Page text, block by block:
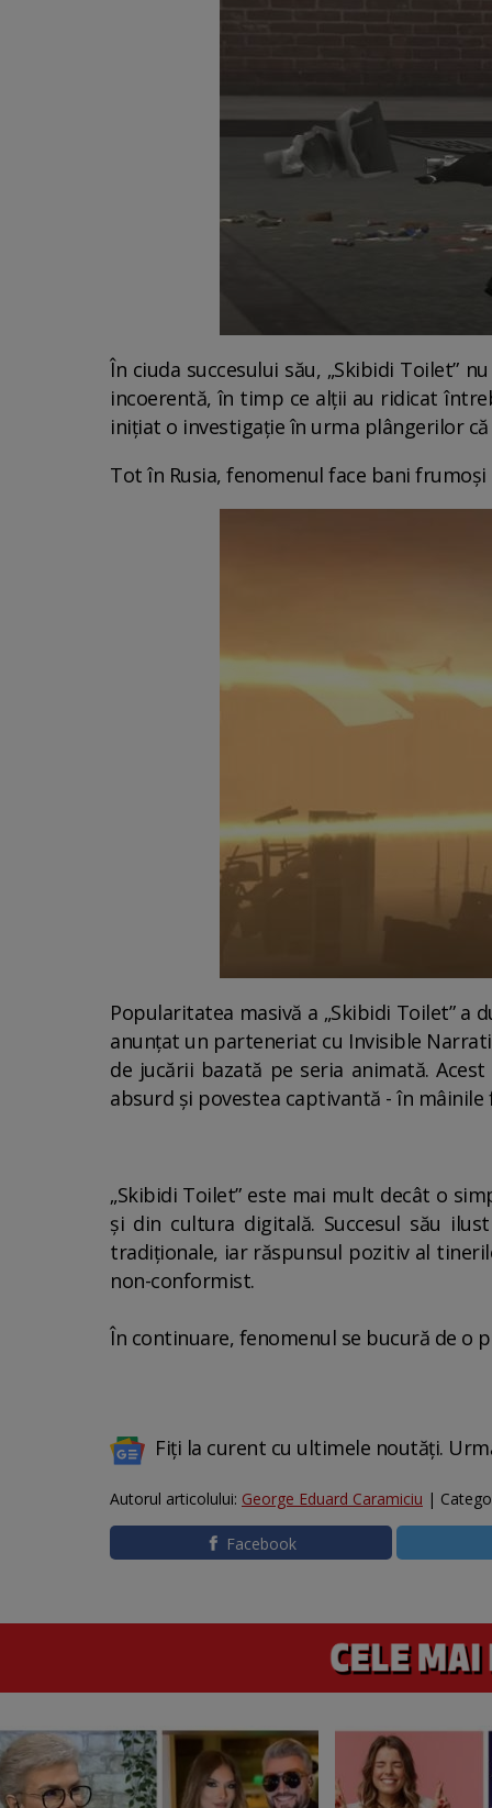
În ciuda succesului său, „Skibidi Toilet”
incoerentă, în timp ce alții au ridicat
inițiat o investigație în urma plângerilor
Tot în Rusia, fenomenul face bani
Popularitatea masivă a „Skibidi Toilet” a
anunțat un parteneriat cu Invisible
de jucării bazată pe seria animată.
absurd și povestea captivantă - în
„Skibidi Toilet” este mai mult decât o
și din cultura digitală. Succesul său
tradiționale, iar răspunsul pozitiv al
non-conformist.
În continuare, fenomenul se bucură de o
Fiți la curent cu ultimele noutăți.
Autorul articolului: George Eduard Caramiciu |
Facebook